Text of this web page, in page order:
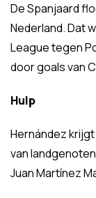
De Spanjaard
Nederland. Dat
League tegen
door goals van
Hulp
Hernández
van
Juan Martínez